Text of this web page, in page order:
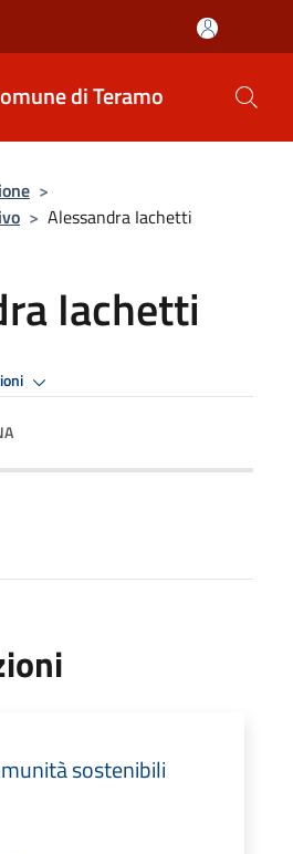
di Teramo
>
> Alessandra Iachetti
Iachetti
sostenibili